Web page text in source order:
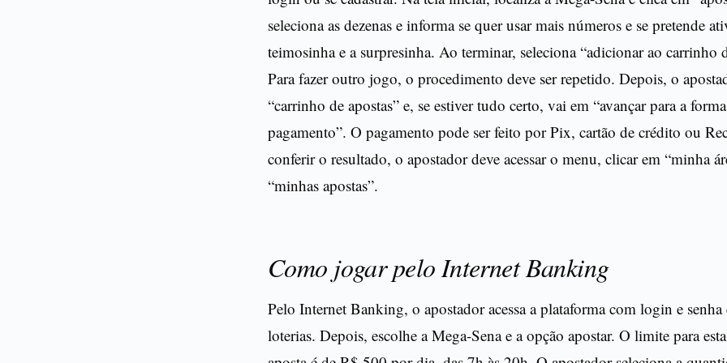
seleciona as dezenas e informa se quer usar mais números e se pretende
teimosinha e a surpresinha. Ao terminar, seleciona “adicionar ao carrinho
Para fazer outro jogo, o procedimento deve ser repetido. Depois, o
“carrinho de apostas” e, se estiver tudo certo, vai em “avançar para a
pagamento”. O pagamento pode ser feito por Pix, cartão de crédito ou
conferir o resultado, o apostador deve acessar o menu, clicar em “minha
“minhas apostas”.
Como jogar pelo Internet Banking
Pelo Internet Banking, o apostador acessa a plataforma com login e senha
loterias. Depois, escolhe a Mega-Sena e a opção apostar. O limite para